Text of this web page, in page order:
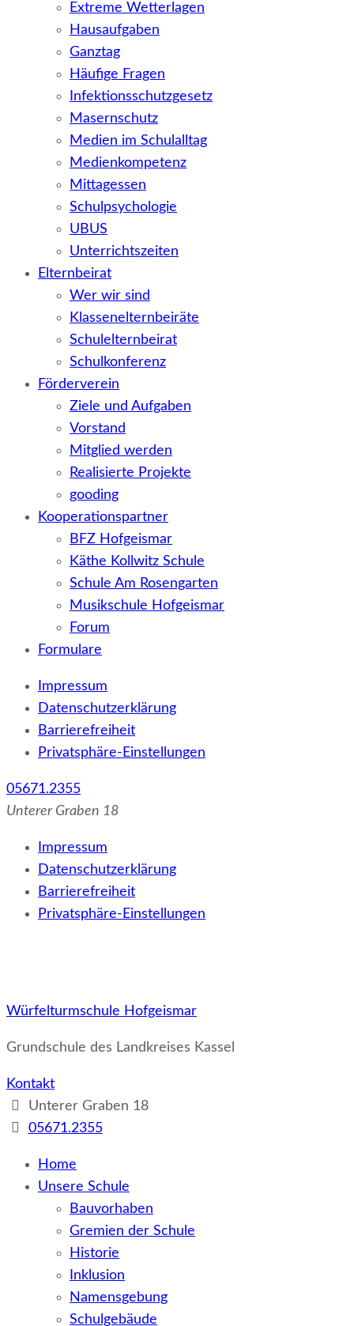
Extreme Wetterlagen
Hausaufgaben
Ganztag
Häufige Fragen
Infektionsschutzgesetz
Masernschutz
Medien im Schulalltag
Medienkompetenz
Mittagessen
Schulpsychologie
UBUS
Unterrichtszeiten
Elternbeirat
Wer wir sind
Klassenelternbeiräte
Schulelternbeirat
Schulkonferenz
Förderverein
Ziele und Aufgaben
Vorstand
Mitglied werden
Realisierte Projekte
gooding
Kooperationspartner
BFZ Hofgeismar
Käthe Kollwitz Schule
Schule Am Rosengarten
Musikschule Hofgeismar
Forum
Formulare
Impressum
Datenschutzerklärung
Barrierefreiheit
Privatsphäre-Einstellungen
05671.2355
Unterer Graben 18
Impressum
Datenschutzerklärung
Barrierefreiheit
Privatsphäre-Einstellungen
Würfelturmschule Hofgeismar
Grundschule des Landkreises Kassel
Kontakt
Unterer Graben 18
05671.2355
Home
Unsere Schule
Bauvorhaben
Gremien der Schule
Historie
Inklusion
Namensgebung
Schulgebäude